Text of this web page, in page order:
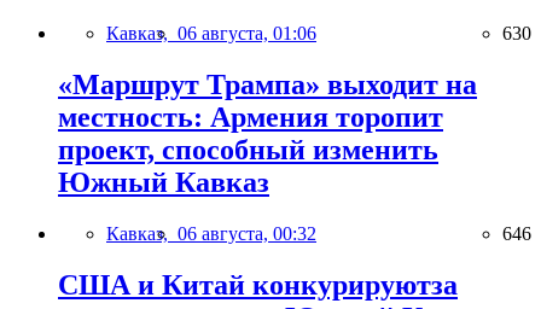
Кавказ, 06 августа, 01:06 630
«Маршрут Трампа» выходит на
местность: Армения торопит
проект, способный изменить
Южный Кавказ
Кавказ, 06 августа, 00:32 646
США и Китай конкурируютза